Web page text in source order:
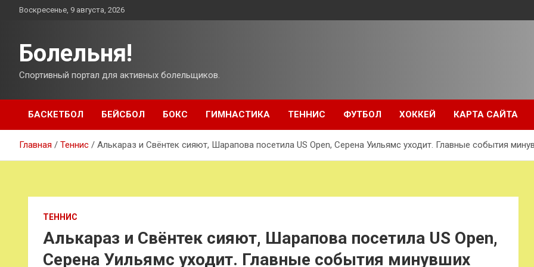
ПерейтиВоскресенье, 9 августа, 2026
Болельня!
Спортивный портал для активных болельщиков.
БАСКЕТБОЛ БЕЙСБОЛ БОКС ГИМНАСТИКА ТЕННИС ФУТБОЛ ХОККЕЙ КАРТА САЙТА
Главная Теннис Алькараз и Свёнтек сияют, Шарапова посетила US Open, Серена Уильямс уходит. Главные события
ТЕННИС
Алькараз и Свёнтек сияют, Шарапова посетила US Open,
Серена Уильямс уходит. Главные события минувших